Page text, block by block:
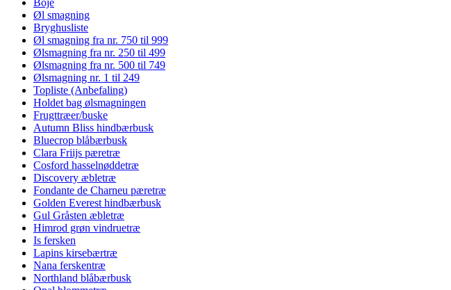
Øl smagning
Bryghusliste
Øl smagning fra nr. 750 til 999
Ølsmagning fra nr. 250 til 499
Ølsmagning fra nr. 500 til 749
Ølsmagning nr. 1 til 249
Topliste (Anbefaling)
Holdet bag ølsmagningen
Frugttræer/buske
Autumn Bliss hindbærbusk
Bluecrop blåbærbusk
Clara Friijs pæretræ
Cosford hasselnøddetræ
Discovery æbletræ
Fondante de Charneu pæretræ
Golden Everest hindbærbusk
Gul Gråsten æbletræ
Himrod grøn vindruetræ
Is fersken
Lapins kirsebærtræ
Nana ferskentræ
Northland blåbærbusk